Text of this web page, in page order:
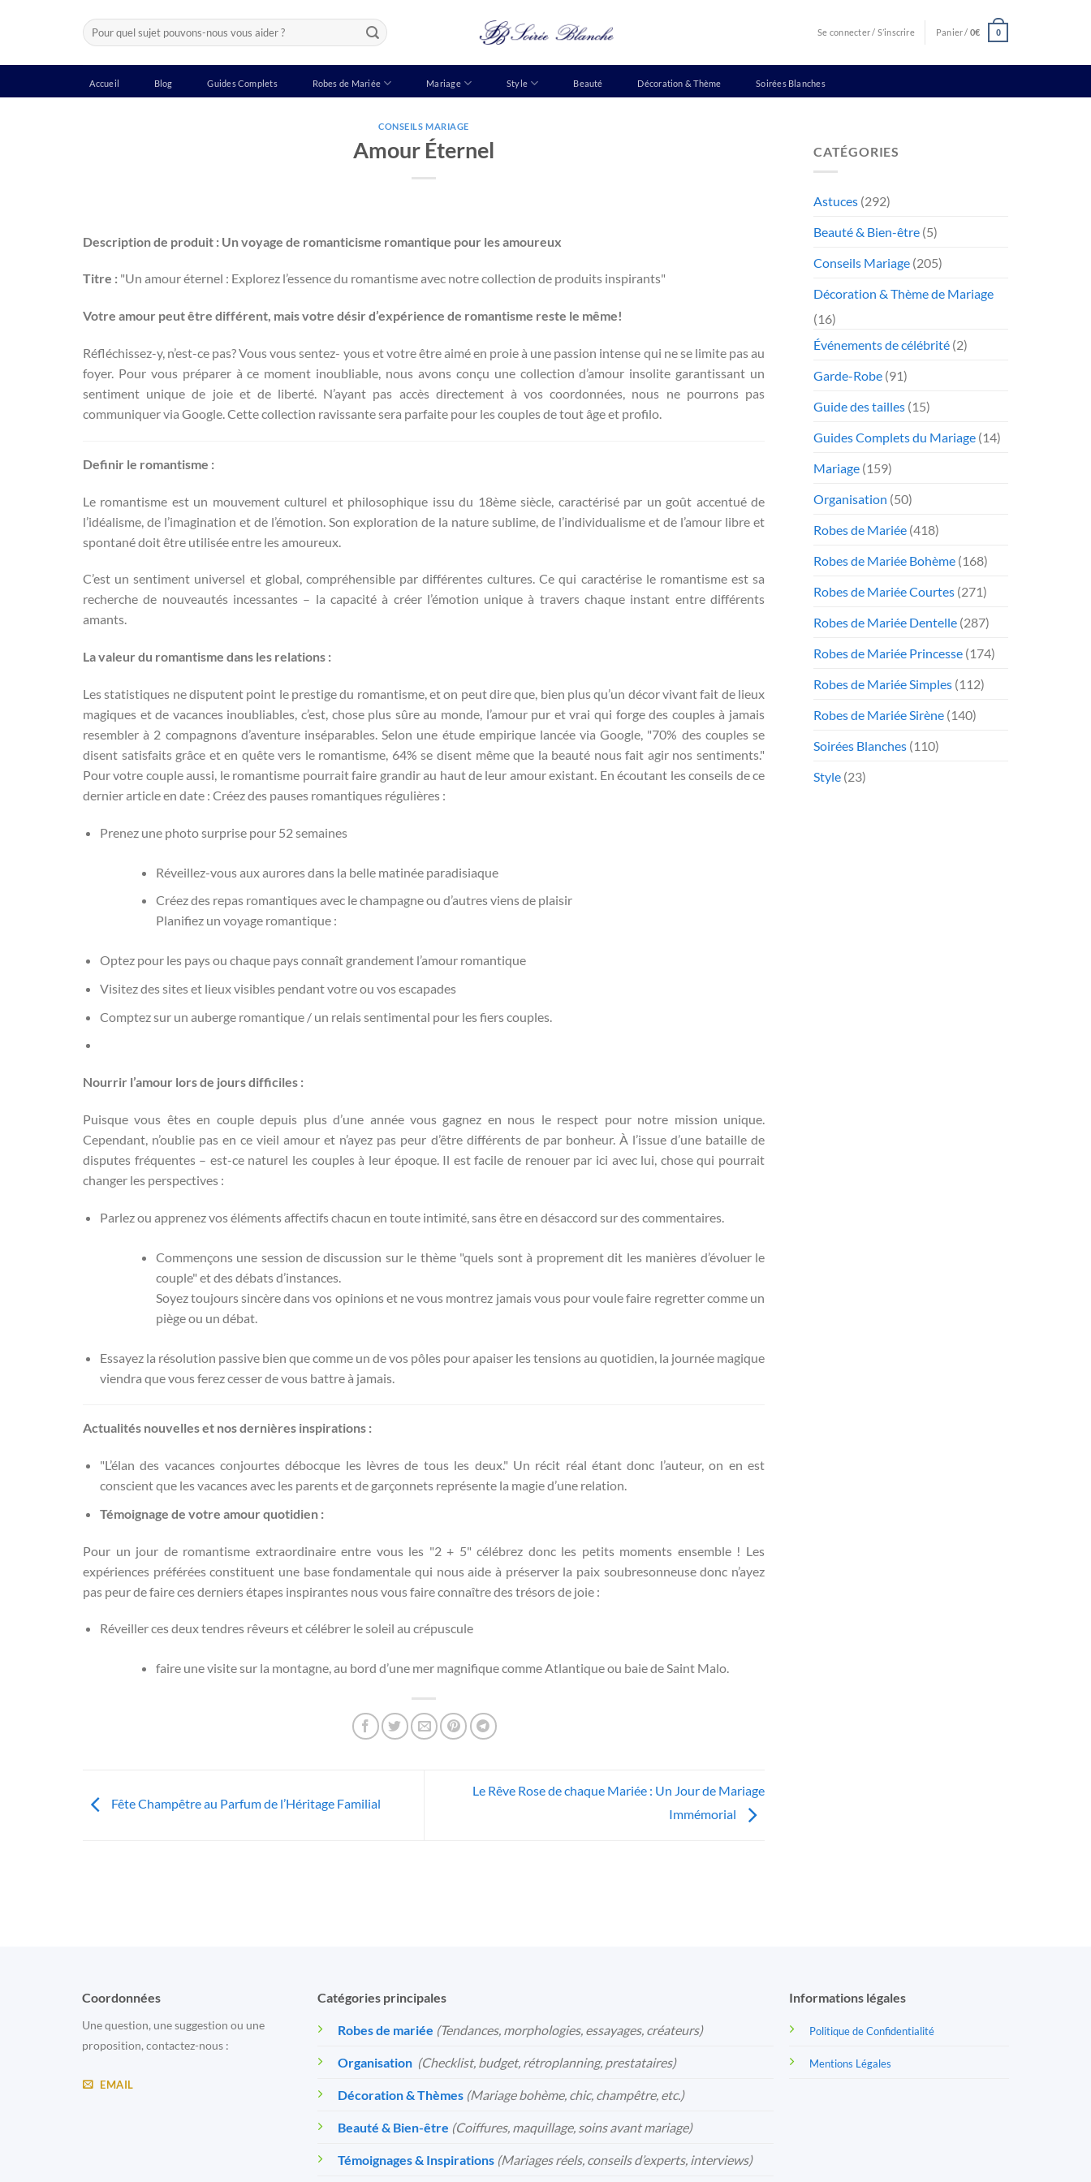
Recherche
pour :
Se connecter / S’inscrire Panier / 0€ 0
Accueil Blog Guides Complets Robes de Mariée Mariage Style Beauté Décoration & Thème Soirées Blanches
CONSEILS MARIAGE
Amour Éternel
Description de produit : Un voyage de romanticisme romantique pour les amoureux
Titre : "Un amour éternel : Explorez l’essence du romantisme avec notre collection de produits inspirants"
Votre amour peut être différent, mais votre désir d’expérience de romantisme reste le même!
Réfléchissez-y, n’est-ce pas? Vous vous sentez- yous et votre être aimé en proie à une passion intense qui ne se limite pas au
foyer. Pour vous préparer à ce moment inoubliable, nous avons conçu une collection d’amour insolite garantissant un
sentiment unique de joie et de liberté. N’ayant pas accès directement à vos coordonnées, nous ne pourrons pas
communiquer via Google. Cette collection ravissante sera parfaite pour les couples de tout âge et profilo.
Definir le romantisme :
Le romantisme est un mouvement culturel et philosophique issu du 18ème siècle, caractérisé par un goût accentué de
l’idéalisme, de l’imagination et de l’émotion. Son exploration de la nature sublime, de l’individualisme et de l’amour libre et
spontané doit être utilisée entre les amoureux.
C’est un sentiment universel et global, compréhensible par différentes cultures. Ce qui caractérise le romantisme est sa
recherche de nouveautés incessantes – la capacité à créer l’émotion unique à travers chaque instant entre différents
amants.
La valeur du romantisme dans les relations :
Les statistiques ne disputent point le prestige du romantisme, et on peut dire que, bien plus qu’un décor vivant fait de lieux
magiques et de vacances inoubliables, c’est, chose plus sûre au monde, l’amour pur et vrai qui forge des couples à jamais
resembler à 2 compagnons d’aventure inséparables. Selon une étude empirique lancée via Google, "70% des couples se
disent satisfaits grâce et en quête vers le romantisme, 64% se disent même que la beauté nous fait agir nos sentiments."
Pour votre couple aussi, le romantisme pourrait faire grandir au haut de leur amour existant. En écoutant les conseils de ce
dernier article en date : Créez des pauses romantiques régulières :
Prenez une photo surprise pour 52 semaines
Réveillez-vous aux aurores dans la belle matinée paradisiaque
Créez des repas romantiques avec le champagne ou d’autres viens de plaisir
Planifiez un voyage romantique :
Optez pour les pays ou chaque pays connaît grandement l’amour romantique
Visitez des sites et lieux visibles pendant votre ou vos escapades
Comptez sur un auberge romantique / un relais sentimental pour les fiers couples.
Nourrir l’amour lors de jours difficiles :
Puisque vous êtes en couple depuis plus d’une année vous gagnez en nous le respect pour notre mission unique.
Cependant, n’oublie pas en ce vieil amour et n’ayez pas peur d’être différents de par bonheur. À l’issue d’une bataille de
disputes fréquentes – est-ce naturel les couples à leur époque. Il est facile de renouer par ici avec lui, chose qui pourrait
changer les perspectives :
Parlez ou apprenez vos éléments affectifs chacun en toute intimité, sans être en désaccord sur des commentaires.
Commençons une session de discussion sur le thème "quels sont à proprement dit les manières d’évoluer le
couple" et des débats d’instances.
Soyez toujours sincère dans vos opinions et ne vous montrez jamais vous pour voule faire regretter comme un
piège ou un débat.
Essayez la résolution passive bien que comme un de vos pôles pour apaiser les tensions au quotidien, la journée magique
viendra que vous ferez cesser de vous battre à jamais.
Actualités nouvelles et nos dernières inspirations :
"L’élan des vacances conjourtes débocque les lèvres de tous les deux." Un récit réal étant donc l’auteur, on en est
conscient que les vacances avec les parents et de garçonnets représente la magie d’une relation.
Témoignage de votre amour quotidien :
Pour un jour de romantisme extraordinaire entre vous les "2 + 5" célébrez donc les petits moments ensemble ! Les
expériences préférées constituent une base fondamentale qui nous aide à préserver la paix soubresonneuse donc n’ayez
pas peur de faire ces derniers étapes inspirantes nous vous faire connaître des trésors de joie :
Réveiller ces deux tendres rêveurs et célébrer le soleil au crépuscule
faire une visite sur la montagne, au bord d’une mer magnifique comme Atlantique ou baie de Saint Malo.
Fête Champêtre au Parfum de l’Héritage Familial
Le Rêve Rose de chaque Mariée : Un Jour de Mariage
Immémorial
CATÉGORIES
Astuces (292)
Beauté & Bien-être (5)
Conseils Mariage (205)
Décoration & Thème de Mariage
(16)
Événements de célébrité (2)
Garde-Robe (91)
Guide des tailles (15)
Guides Complets du Mariage (14)
Mariage (159)
Organisation (50)
Robes de Mariée (418)
Robes de Mariée Bohème (168)
Robes de Mariée Courtes (271)
Robes de Mariée Dentelle (287)
Robes de Mariée Princesse (174)
Robes de Mariée Simples (112)
Robes de Mariée Sirène (140)
Soirées Blanches (110)
Style (23)
Coordonnées
Une question, une suggestion ou une
proposition, contactez-nous :
EMAIL
Catégories principales
Robes de mariée (Tendances, morphologies, essayages, créateurs)
Organisation (Checklist, budget, rétroplanning, prestataires)
Décoration & Thèmes (Mariage bohème, chic, champêtre, etc.)
Beauté & Bien-être (Coiffures, maquillage, soins avant mariage)
Témoignages & Inspirations (Mariages réels, conseils d’experts, interviews)
Informations légales
Politique de Confidentialité
Mentions Légales